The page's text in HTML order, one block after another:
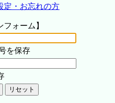
定・お忘れの方
フォーム】
を保存